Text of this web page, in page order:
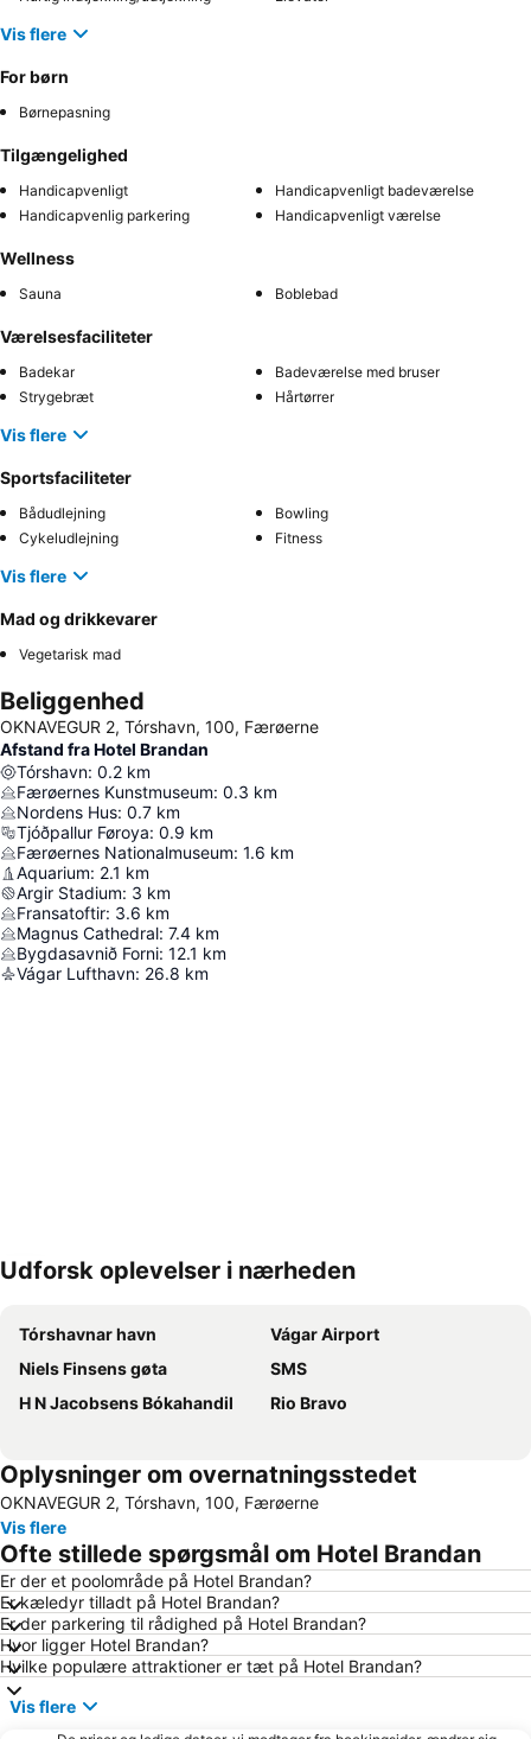
Vis flere
For børn
Børnepasning
Tilgængelighed
Handicapvenligt
Handicapvenligt badeværelse
Handicapvenlig parkering
Handicapvenligt værelse
Wellness
Sauna Boblebad
Værelsesfaciliteter
Badekar
Badeværelse med bruser
Strygebræt
Hårtørrer
Vis flere
Sportsfaciliteter
Bådudlejning
Bowling
Cykeludlejning
Fitness
Vis flere
Mad og drikkevarer
Vegetarisk mad
Beliggenhed
OKNAVEGUR 2, Tórshavn, 100, Færøerne
Afstand fra Hotel Brandan
Tórshavn: 0.2 km
Færøernes Kunstmuseum: 0.3 km
Nordens Hus: 0.7 km
Tjóðpallur Føroya: 0.9 km
Færøernes Nationalmuseum: 1.6 km
Aquarium: 2.1 km
Argir Stadium: 3 km
Fransatoftir: 3.6 km
Magnus Cathedral: 7.4 km
Bygdasavnið Forni: 12.1 km
Vágar Lufthavn: 26.8 km
Udvid kort
Udforsk oplevelser i nærheden
Tórshavnar havn
Vágar Airport
Niels Finsens gøta
SMS
H N Jacobsens Bókahandil
Rio Bravo
Oplysninger om overnatningsstedet
OKNAVEGUR 2, Tórshavn, 100, Færøerne
Vis flere
Ofte stillede spørgsmål om Hotel Brandan
Er der et poolområde på Hotel Brandan?
Er kæledyr tilladt på Hotel Brandan?
Er der parkering til rådighed på Hotel Brandan?
Hvor ligger Hotel Brandan?
Hvilke populære attraktioner er tæt på Hotel Brandan?
Vis flere